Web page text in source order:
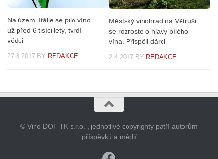
Na území Itálie se pilo víno
už před 6 tisíci lety, tvrdí
vědci
27.8.2017 BY REDAKCE
Městský vinohrad na Větruši
se rozroste o hlavy bílého
vína. Přispěli dárci
2.4.2017 BY REDAKCE
© Vino DOT TK s.r.o. , jednotlivé copyrighty patří autorům
příspěvků a médií